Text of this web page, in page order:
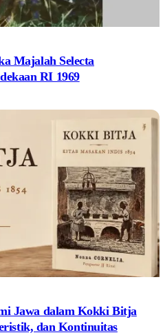
Majalah Selecta
RI 1969
Jawa dalam Kokki Bitja
dan Kontinuitas